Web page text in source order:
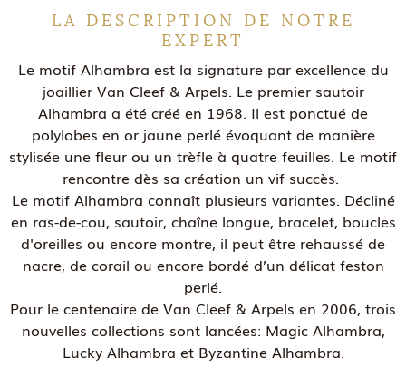
LA DESCRIPTION DE NOTRE
EXPERT
Le motif Alhambra est la signature par excellence du
joaillier Van Cleef & Arpels. Le premier sautoir
Alhambra a été créé en 1968. Il est ponctué de
polylobes en or jaune perlé évoquant de manière
stylisée une fleur ou un trèfle à quatre feuilles. Le motif
rencontre dès sa création un vif succès.
Le motif Alhambra connaît plusieurs variantes. Décliné
en ras-de-cou, sautoir, chaîne longue, bracelet, boucles
d'oreilles ou encore montre, il peut être rehaussé de
nacre, de corail ou encore bordé d’un délicat feston
perlé.
Pour le centenaire de Van Cleef & Arpels en 2006, trois
nouvelles collections sont lancées: Magic Alhambra,
Lucky Alhambra et Byzantine Alhambra.